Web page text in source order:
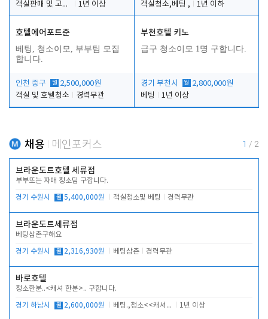
객실판매 및 고객응대
1년 이상
객실청소,베팅 ,
1년 이하
호텔에어포트준
베팅, 청소이모, 부부팀 모집
합니다.
인천 중구 월 2,500,000원
객실 및 호텔청소
경력무관
부천호텔 키노
급구 청소이모 1명 구합니다.
경기 부천시 월 2,800,000원
베팅
1년 이상
채용 메인포커스 1 / 2
브라운도트호텔 세류점
부부또는 자매 청소팀 구합니다.
경기 수원시 월 5,400,000원 객실청소및 베팅 경력무관
브라운도트세류점
베팅삼촌구해요
경기 수원시 월 2,316,930원 베팅삼촌 경력무관
바로호텔
청소한분..<캐셔 한분>.. 구합니다.
경기 하남시 월 2,600,000원 베팅.,청소<<캐셔 모셔봅니다. 1년 이상